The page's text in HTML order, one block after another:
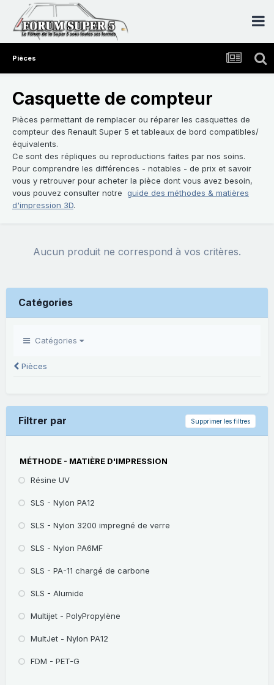
Pièces
Casquette de compteur
Pièces permettant de remplacer ou réparer les casquettes de
compteur des Renault Super 5 et tableaux de bord compatibles/
équivalents.
Ce sont des répliques ou reproductions faites par nos soins.
Pour comprendre les différences - notables - de prix et savoir
vous y retrouver pour acheter la pièce dont vous avez besoin,
vous pouvez consulter notre guide des méthodes & matières
d'impression 3D.
Aucun produit ne correspond à vos critères.
Catégories
Catégories
Pièces
Supprimer les filtres
Filtrer par
MÉTHODE - MATIÈRE D'IMPRESSION
Résine UV
SLS - Nylon PA12
SLS - Nylon 3200 impregné de verre
SLS - Nylon PA6MF
SLS - PA-11 chargé de carbone
SLS - Alumide
Multijet - PolyPropylène
MultJet - Nylon PA12
FDM - PET-G